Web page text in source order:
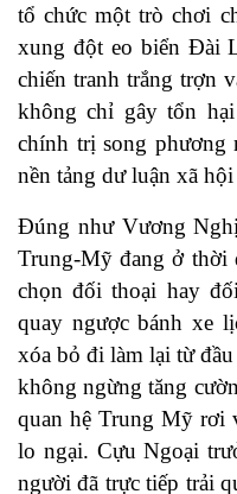
tổ chức một trò chơi
xung đột eo biển Đài
chiến tranh trắng trợn
không chỉ gây tổn
chính trị song phương
nền tảng dư luận xã
Đúng như Vương
Trung-Mỹ đang ở thời
chọn đối thoại hay
quay ngược bánh xe
xóa bỏ đi làm lại từ
không ngừng tăng
quan hệ Trung Mỹ rơi
lo ngại. Cựu Ngoại
người đã trực tiếp trải